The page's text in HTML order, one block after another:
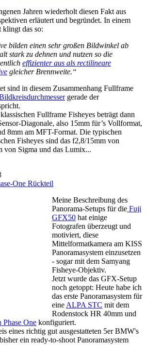
Jahren wiederholt diesen Fakt aus
erläutert und begründet. In einem
klingt das so:
bilden einen sehr großen Bildwinkel ab
stark zu dehnen und nutzen so die
effizienter aus als rectilineare
gleicher Brennweite.“
sind in diesem Zusammenhang Fullframe
gerade der
Fullframe Fisheyes beträgt dann
Diagonale, also 15mm für’s Vollformat,
8mm am MFT-Format. Die typischen
Fisheyes sind das f2,8/15mm von
von Sigma und das Lumix...
One Rückteil
Meine Beschreibung des
Panorama-Setups für die Fuji
GFX50 hat einige
Fotografen überzeugt und
motiviert, diese
Mittelformatkamera am KISS
Panoramasystem einzusetzen
- sogar mit dem Samyang
Fisheye-Objektiv.
Jetzt wurde das GFX-Setup
noch getoppt: Heute habe ich
das erste Panoramasystem für
eine ALPA STC mit dem
Rodenstock HR 40mm und
One konfiguriert.
eines richtig gut ausgestatteten 5er BMW's
ein ready-to-shoot Panoramasystem